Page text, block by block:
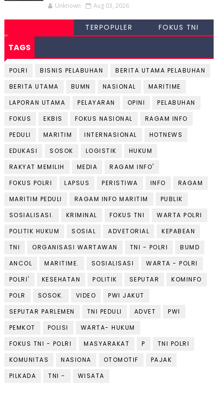
Unknown Aug 03, 2026
TERPOPULER FOKUS TNI
TAGS
POLRI BISNIS PELABUHAN
BERITA UTAMA PELABUHAN
BERITA UTAMA
BUMN NASIONAL
MARITIME
LAPORAN UTAMA
PELAYARAN OPINI
PELABUHAN
FOKUS
EKBIS FOKUS NASIONAL
RAGAM INFO
PEDULI
MARITIM INTERNASIONAL
HOTNEWS
EDUKASI
SOSOK LOGISTIK
HUKUM
RAKYAT MEMILIH
MEDIA
RAGAM INFO'
FOKUS POLRI
LAPSUS PERISTIWA INFO
RAGAM
MARITIM PEDULI
RAGAM INFO MARITIM
PUBLIK
SOSIALISASI.
KRIMINAL FOKUS TNI
WARTA POLRI
POLITIK HUKUM
SOSIAL ADVETORIAL
KEPABEAN
TNI
ORGANISASI WARTAWAN TNI - POLRI
BUMD
ANCOL
MARITIME. SOSIALISASI
WARTA - POLRI
POLRI'
KESEHATAN POLITIK SEPUTAR
KOMINFO
POLR
SOSOK. VIDEO
PWI JAKUT
SEPUTAR PARLEMEN
TNI PEDULI ADVET
PWI
PEMKOT
POLISI
WARTA- HUKUM
FOKUS TNI - POLRI
MASYARAKAT P
TNI POLRI
KOMUNITAS
NASIONA OTOMOTIF
PAJAK
PILKADA
TNI - WISATA